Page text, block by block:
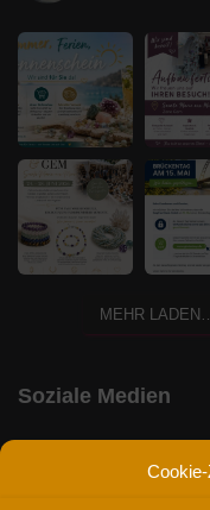
MEHR
Soziale Medien
L